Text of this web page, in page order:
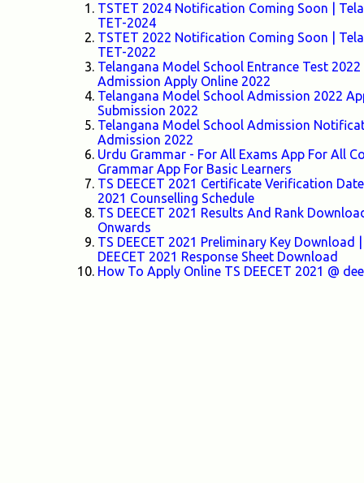
TSTET 2024 Notification Coming Soon |
TET-2024
TSTET 2022 Notification Coming Soon |
TET-2022
Telangana Model School Entrance Test
Admission Apply Online 2022
Telangana Model School Admission 2022
Submission 2022
Telangana Model School Admission
Admission 2022
Urdu Grammar - For All Exams App For All
Grammar App For Basic Learners
TS DEECET 2021 Certificate Verification
2021 Counselling Schedule
TS DEECET 2021 Results And Rank
Onwards
TS DEECET 2021 Preliminary Key
DEECET 2021 Response Sheet Download
How To Apply Online TS DEECET 2021 @